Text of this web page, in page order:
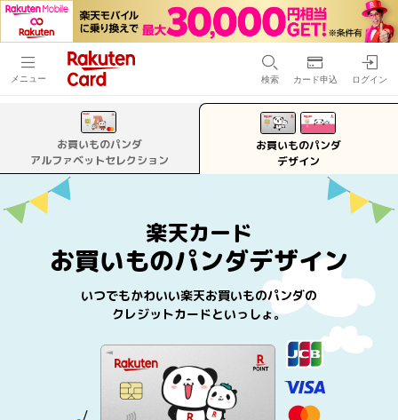
メニュー 検索 カード申込 ログイン
楽天カード
お買いものパンダデザイン
いつでもかわいい楽天お買いものパンダの
クレジットカードといっしょ。
お買いものパンダ
アルファベットセレクション
お買いものパンダ
デザイン